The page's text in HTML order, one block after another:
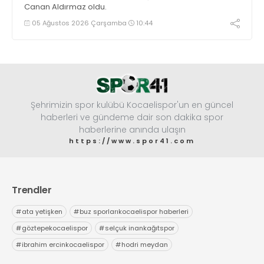
Canan Aldırmaz oldu.
05 Ağustos 2026 Çarşamba 10:44
Şehrimizin spor kulübü Kocaelispor'un en güncel
haberleri ve gündeme dair son dakika spor
haberlerine anında ulaşın
https://www.spor41.com
Trendler
#ata yetişken #buz sporlarıkocaelispor haberleri
#göztepekocaelispor #selçuk inankağıtspor
#ibrahim ercinkocaelispor #hodri meydan